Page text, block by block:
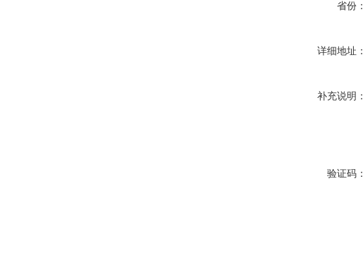
省份：
详细地址：
补充说明：
验证码：